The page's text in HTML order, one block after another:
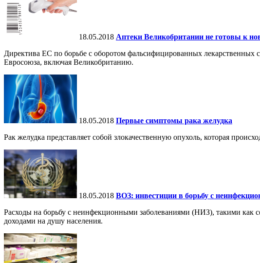
18.05.2018 Аптеки Великобритании не готовы к
Директива ЕС по борьбе с оборотом фальсифицированных лекарственных
Евросоюза, включая Великобританию.
18.05.2018 Первые симптомы рака желудка
Рак желудка представляет собой злокачественную опухоль, которая
18.05.2018 ВОЗ: инвестиции в борьбу с
Расходы на борьбу с неинфекционными заболеваниями (НИЗ), такими как
доходами на душу населения.